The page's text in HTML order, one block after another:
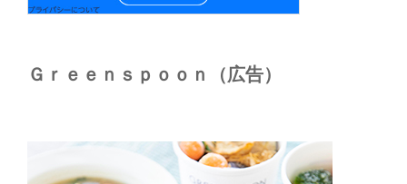
Ｇｒｅｅｎｓｐｏｏｎ（広告）